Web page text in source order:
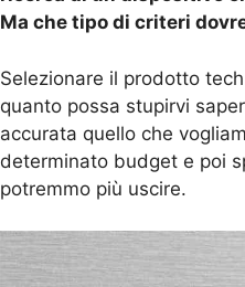
Ma che tipo di criteri
Selezionare il prodotto
quanto possa stupirvi
accurata quello che
determinato budget e poi
potremmo più uscire.